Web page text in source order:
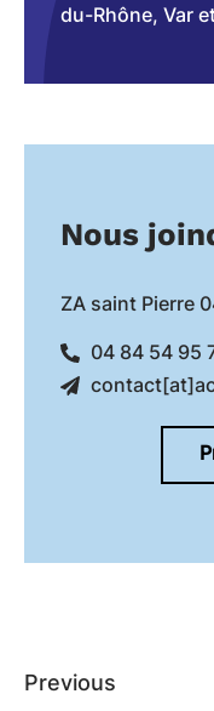
du-Rhône, Var
Nous
ZA saint Pierre
04 84 54 95
Previous